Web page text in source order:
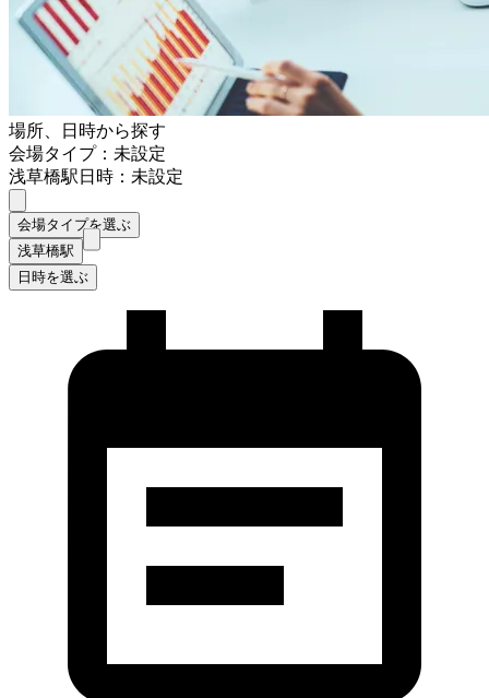
場所、日時から探す
会場タイプ：未設定
浅草橋駅日時：未設定
会場タイプを選ぶ
浅草橋駅
日時を選ぶ